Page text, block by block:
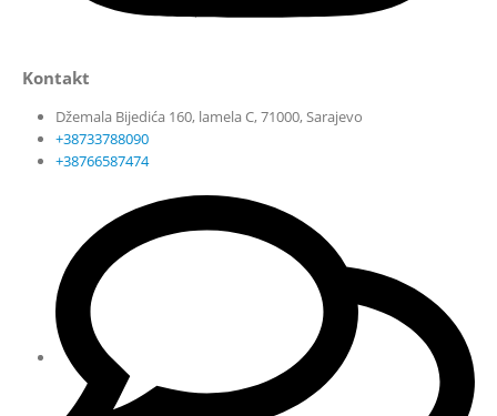
Kontakt
Džemala Bijedića 160, lamela C, 71000, Sarajevo
+38733788090
+38766587474